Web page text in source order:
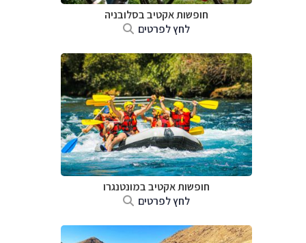
חופשות אקטיב בסלובניה
לחץ לפרטים
חופשות אקטיב במונטנגרו
לחץ לפרטים